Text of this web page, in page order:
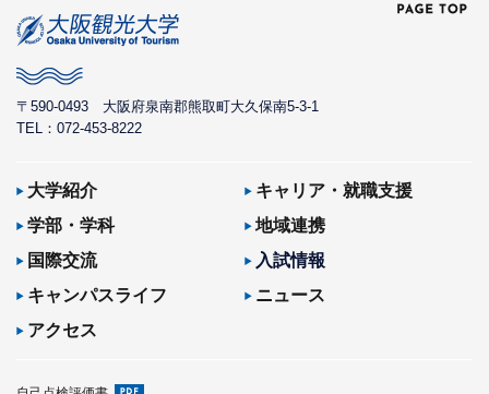
〒590-0493 大阪府泉南郡熊取町大久保南5-3-1
TEL：072-453-8222
大学紹介
キャリア・就職支援
学部・学科
地域連携
国際交流
入試情報
キャンパスライフ
ニュース
アクセス